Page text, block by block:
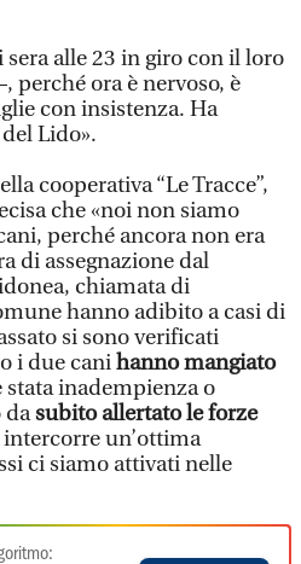
alle 23 in giro con il loro
perché ora è nervoso, è
con insistenza. Ha
Lido».
cooperativa “Le Tracce”,
che «noi non siamo
perché ancora non era
di assegnazione dal
chiamata di
hanno adibito a casi di
si sono verificati
i due canihanno mangiato
stata inadempienza o
dasubito allertato le forze
un’ottima
ci siamo attivati nelle